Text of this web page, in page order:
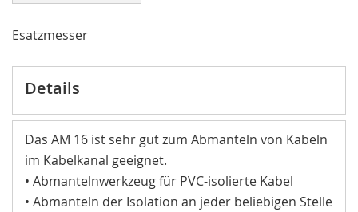
Esatzmesser
Details
Das AM 16 ist sehr gut zum Abmanteln von Kabeln
im Kabelkanal geeignet.
• Abmantelnwerkzeug für PVC-isolierte Kabel
• Abmanteln der Isolation an jeder beliebigen Stelle